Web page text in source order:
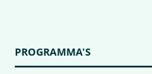
PROGRAMMA'S